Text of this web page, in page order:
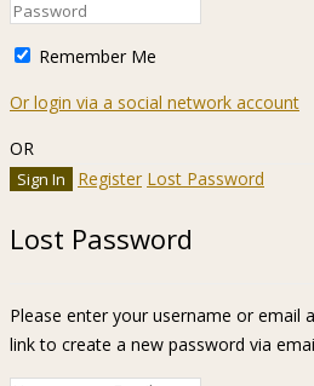
Remember Me
Or login via a social network account
OR
Register Lost Password
Lost Password
Please enter your username or email
link to create a new password via